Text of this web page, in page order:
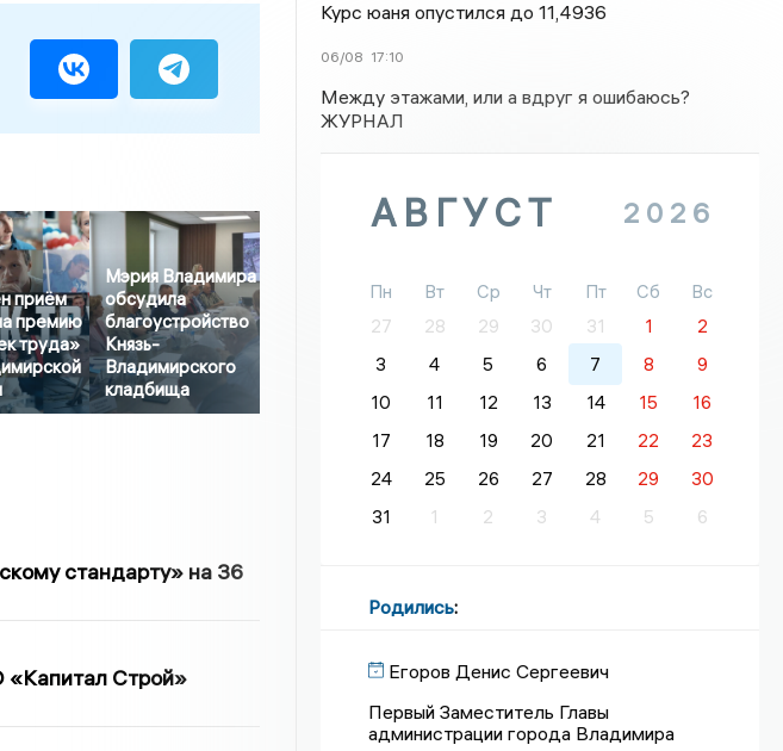
приём
премию
труда»
Мэрия Владимира
обсудила
благоустройство
Князь-
Владимирского
кладбища
стандарту» на 36
Строй»
Курс юаня опустился до 11,4936
06/08 17:10
Между этажами, или а вдруг я ошибаюсь?
ЖУРНАЛ
АВГУСТ 2026
Пн Вт Ср Чт Пт Сб
Вс
27
28 29 30 31 1
2
3
4 5 6 7 8
9
10
11 12 13 14 15
16
17
18 19 20 21 22
23
24
25 26 27 28 29
30
31
1 2 3 4 5 6
Родились:
Егоров Денис Сергеевич
Первый Заместитель Главы
администрации города Владимира